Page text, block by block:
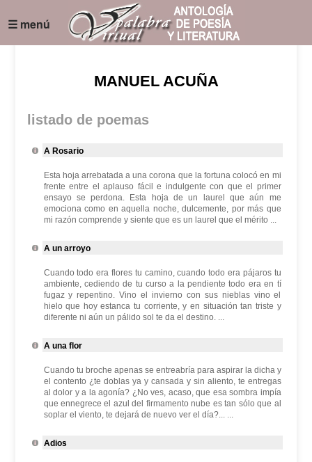
☰ menú
MANUEL ACUÑA
listado de poemas
A Rosario
Esta hoja arrebatada a una corona que la fortuna colocó en mi
frente entre el aplauso fácil e indulgente con que el primer
ensayo se perdona. Esta hoja de un laurel que aún me
emociona como en aquella noche, dulcemente, por más que
mi razón comprende y siente que es un laurel que el mérito ...
A un arroyo
Cuando todo era flores tu camino, cuando todo era pájaros tu
ambiente, cediendo de tu curso a la pendiente todo era en tí
fugaz y repentino. Vino el invierno con sus nieblas vino el
hielo que hoy estanca tu corriente, y en situación tan triste y
diferente ni aún un pálido sol te da el destino. ...
A una flor
Cuando tu broche apenas se entreabría para aspirar la dicha y
el contento ¿te doblas ya y cansada y sin aliento, te entregas
al dolor y a la agonía? ¿No ves, acaso, que esa sombra impía
que ennegrece el azul del firmamento nube es tan sólo que al
soplar el viento, te dejará de nuevo ver el día?... ...
Adios